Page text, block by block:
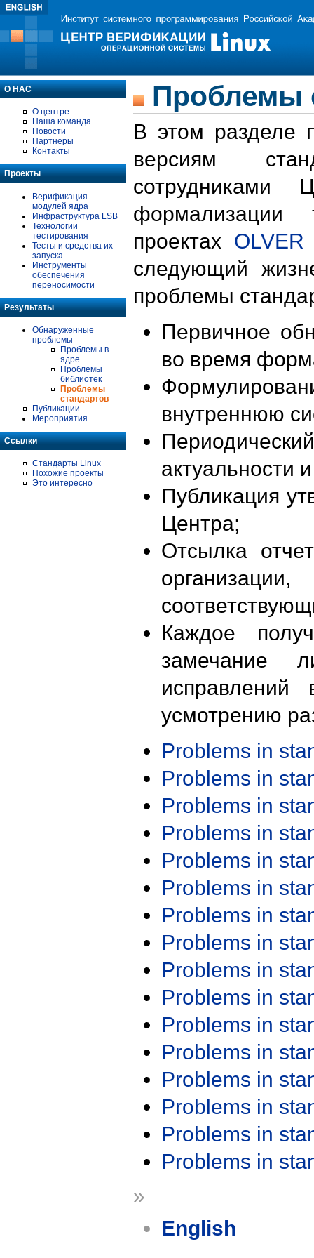
О НАС
О центре
Наша команда
Новости
Партнеры
Контакты
Проекты
Верификация
модулей ядра
Инфраструктура LSB
Технологии
тестирования
Тесты и средства их
запуска
Инструменты
обеспечения
переносимости
Результаты
Обнаруженные
проблемы
Проблемы в
ядре
Проблемы
библиотек
Проблемы
стандартов
Публикации
Мероприятия
Ссылки
Стандарты Linux
Похожие проекты
Это интересно
Проблемы
В этом разделе
версиям
формализации
проектах OLVER
следующий
проблемы
Первичное
во время
внутреннюю
актуальности
Публикация
Центра;
Отсылка
Каждое
замечание
исправлений
усмотрению
Problems in
Problems in
Problems in
Problems in
Problems in
Problems in
Problems in
Problems in
Problems in
Problems in
Problems in
Problems in
Problems in
Problems in
Problems in
Problems in
»
English